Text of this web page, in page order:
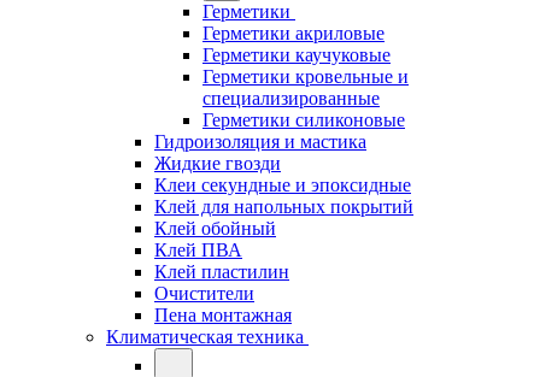
Герметики
Герметики акриловые
Герметики каучуковые
Герметики кровельные и
специализированные
Герметики силиконовые
Гидроизоляция и мастика
Жидкие гвозди
Клеи секундные и эпоксидные
Клей для напольных покрытий
Клей обойный
Клей ПВА
Клей пластилин
Очистители
Пена монтажная
Климатическая техника